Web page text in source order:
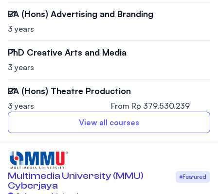
BA (Hons) Advertising and Branding
3 years
PhD Creative Arts and Media
3 years
BA (Hons) Theatre Production
3 years
From Rp 379.530.239
View all courses
Multimedia University (MMU)
Cyberjaya
Featured